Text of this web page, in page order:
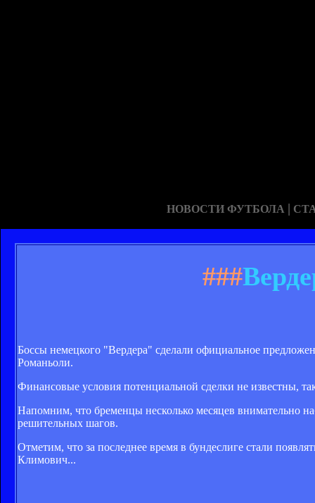
НОВОСТИ ФУТБОЛА |
###
Боссы немецкого "Вердера" сделали официальное
Романьоли.
Финансовые условия потенциальной сделки не известны,
Напомним, что бременцы несколько месяцев внимательно
решительных шагов.
Отметим, что за последнее время в бундеслиге стали
Климович...